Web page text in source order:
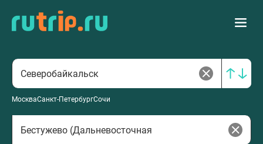
МоскваСанкт-ПетербургСочи